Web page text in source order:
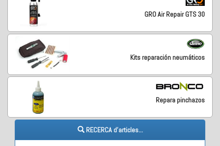
GRO Air Repair GTS 30
Kits reparación neumáticos
Repara pinchazos
RECERCA d'articles...